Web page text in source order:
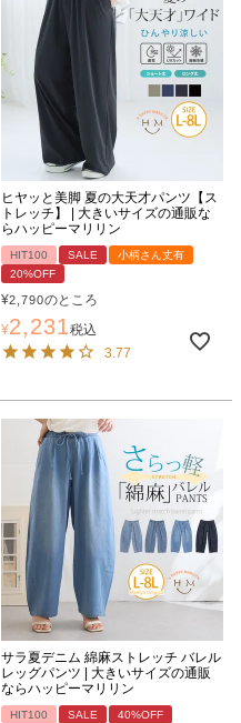
ヒヤッと美脚 夏の大天才パンツ【ス
トレッチ】 | 大きいサイズの通販な
らハッピーマリリン
HIT100 SALE
小柄さん丈有
20%OFF
¥2,790のところ
¥2,231税込
3.77
サラ夏デニム 綿麻ストレッチ バレル
レッグパンツ | 大きいサイズの通販
ならハッピーマリリン
HIT100 SALE 40%OFF